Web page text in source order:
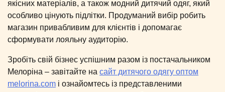
якісних матеріалів, а також модний дитячий одяг, який
особливо цінують підлітки. Продуманий вибір робить
магазин привабливим для клієнтів і допомагає
сформувати лояльну аудиторію.
Зробіть свій бізнес успішним разом із постачальником
Мелоріна – завітайте на сайт дитячого одягу оптом
melorina.com і ознайомтесь із представленими